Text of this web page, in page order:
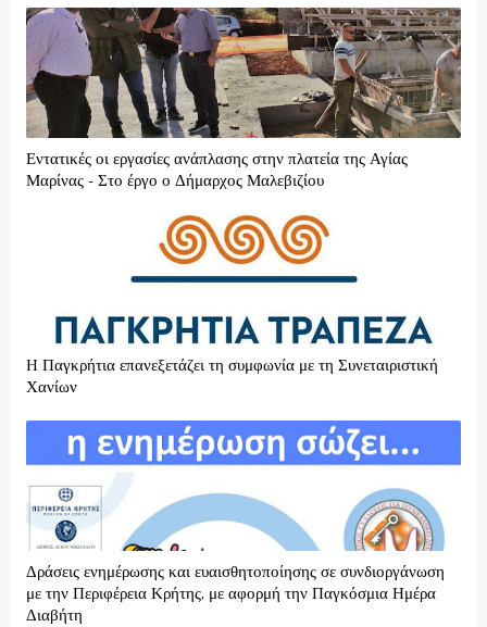
Εντατικές οι εργασίες ανάπλασης στην πλατεία της Αγίας
Μαρίνας - Στο έργο ο Δήμαρχος Μαλεβιζίου
H Παγκρήτια επανεξετάζει τη συμφωνία με τη Συνεταιριστική
Χανίων
Δράσεις ενημέρωσης και ευαισθητοποίησης σε συνδιοργάνωση
με την Περιφέρεια Κρήτης, με αφορμή την Παγκόσμια Ημέρα
Διαβήτη